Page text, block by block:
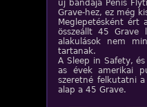
új bandája Penis
Grave-hez, ez még
Meglepetésként ért
összeállt 45 Grave
alakulások nem
tartanak.
A Sleep in Safety,
as évek amerikai
szeretné felkutatni
alap a 45 Grave.